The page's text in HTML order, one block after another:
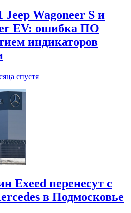
Wagoneer S и
EV: ошибка ПО
индикаторов
спустя
Exeed перенесут с
в Подмосковье